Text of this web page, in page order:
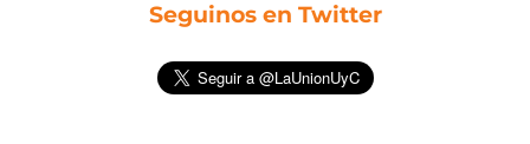
Seguinos en Twitter